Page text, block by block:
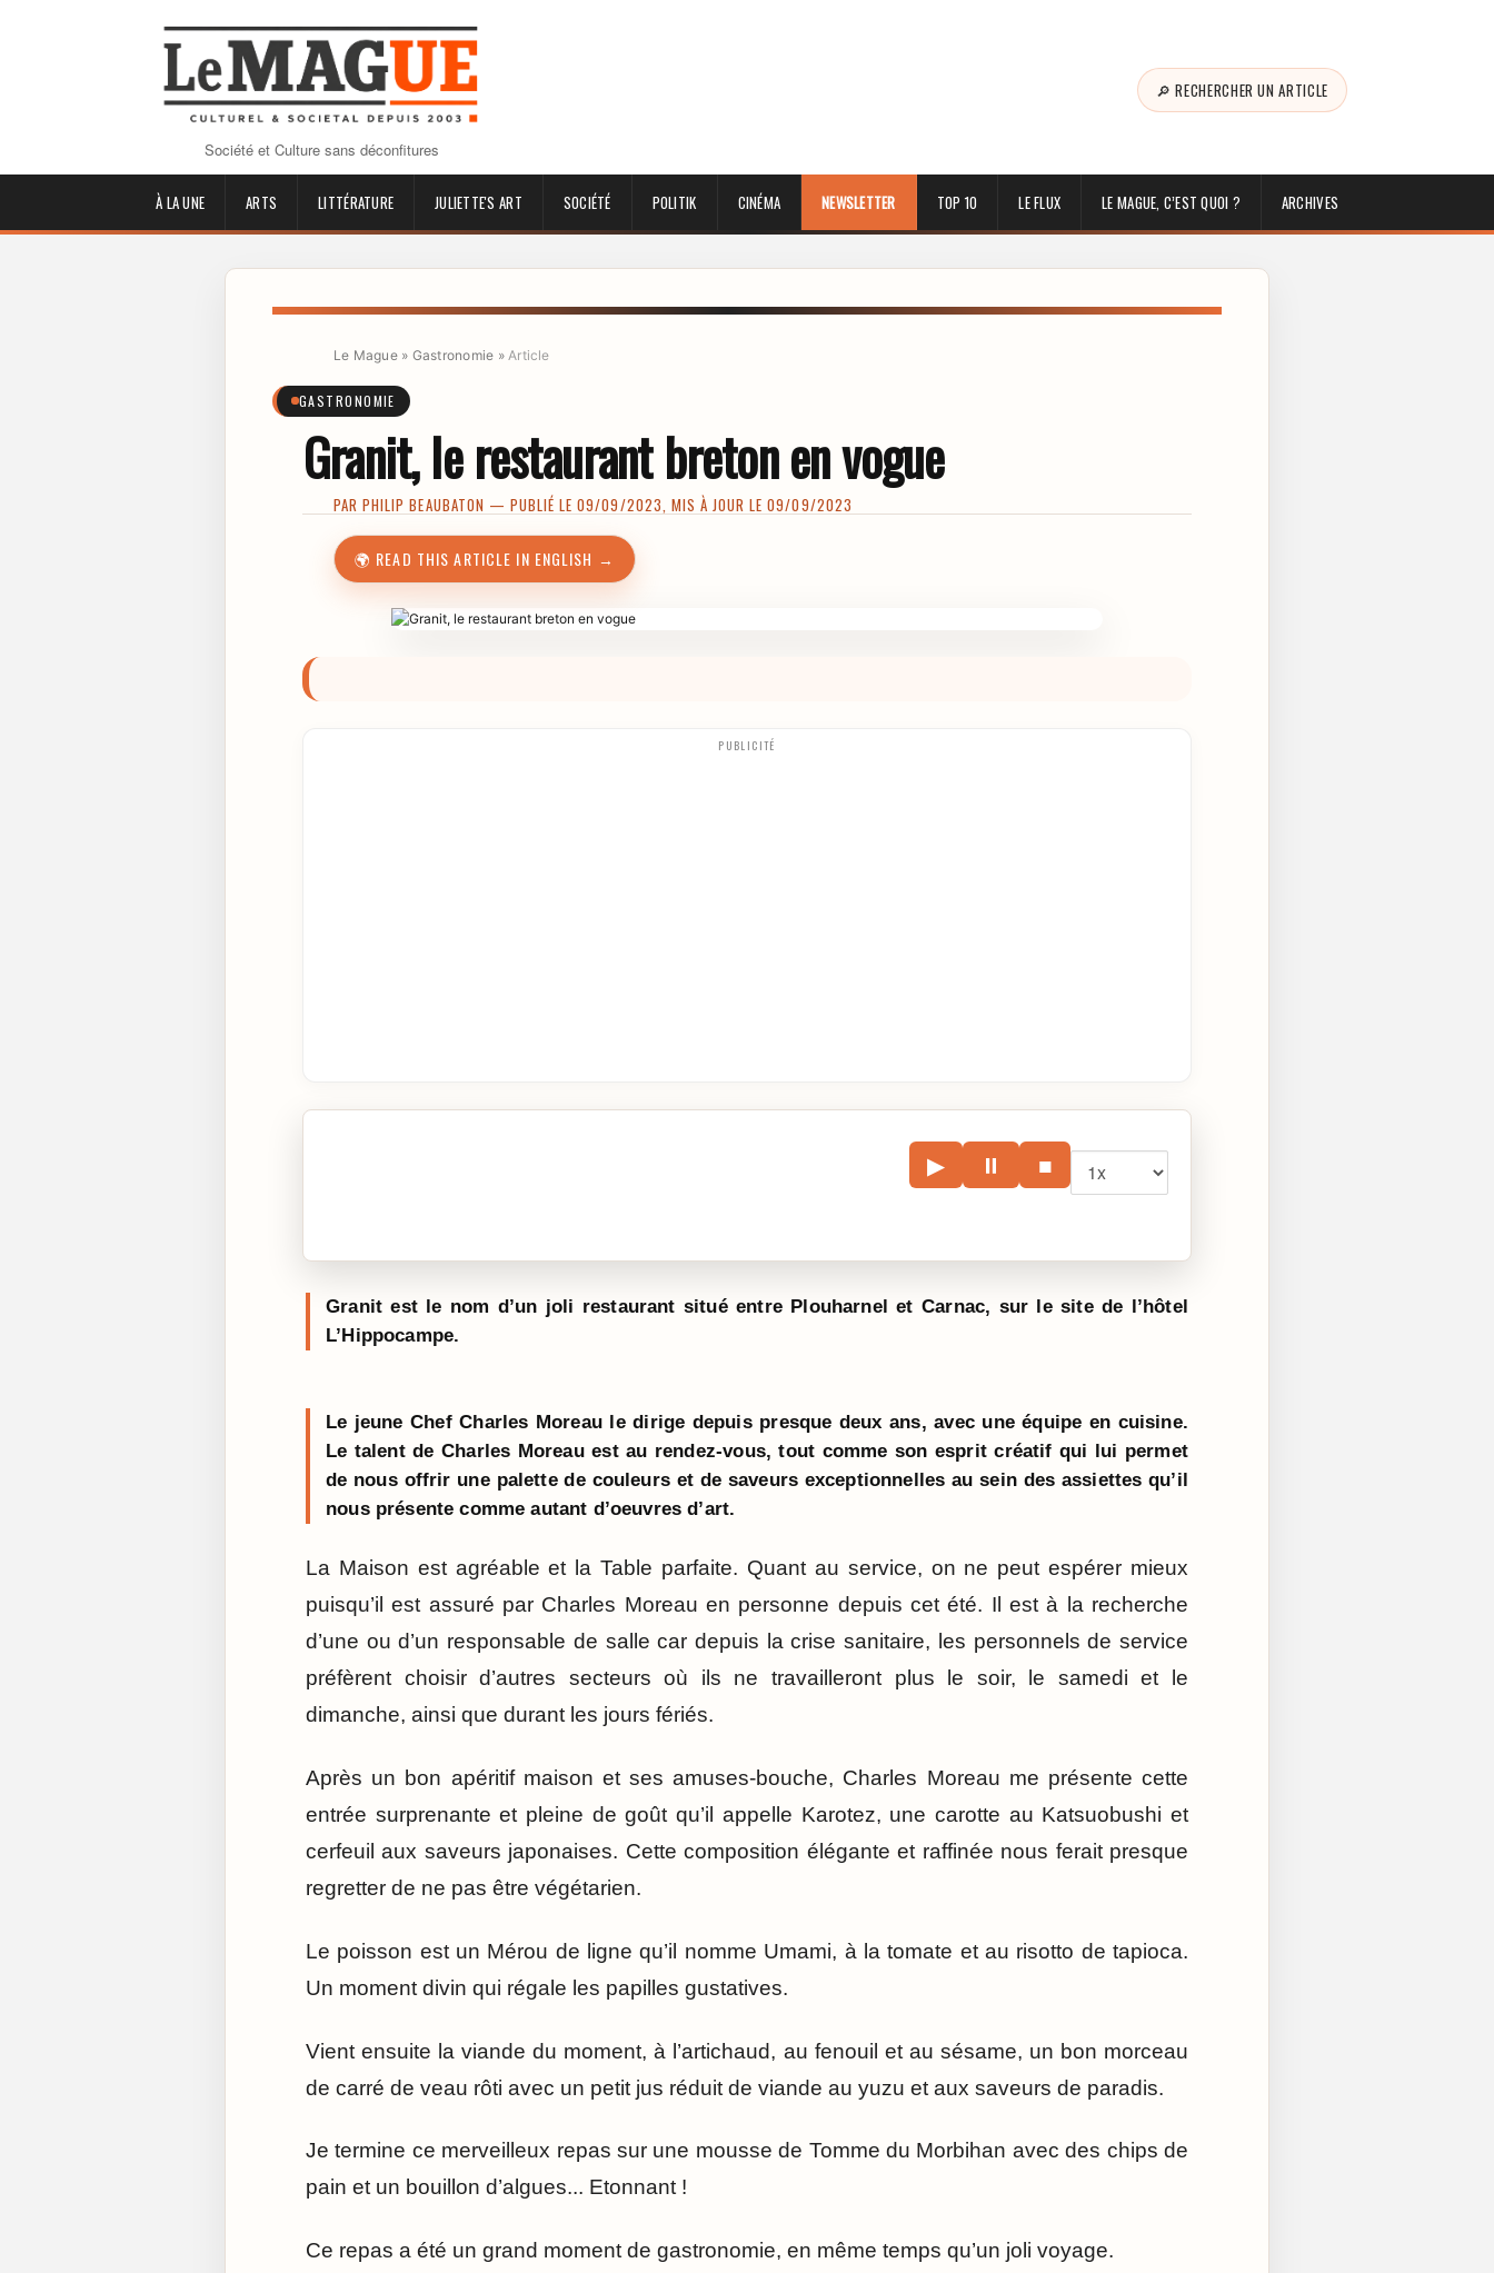
Société et Culture sans déconfitures
🔎 RECHERCHER UN ARTICLE
À LA UNE ARTS LITTÉRATURE JULIETTE'S ART SOCIÉTÉ POLITIK CINÉMA NEWSLETTER TOP 10 LE FLUX LE MAGUE, C’EST QUOI ? ARCHIVES
Le Mague» Gastronomie » Article
GASTRONOMIE
Granit, le restaurant breton en vogue
PARPHILIP BEAUBATON — PUBLIÉ LE 09/09/2023, MIS À JOUR LE 09/09/2023
🌍 READ THIS ARTICLE IN ENGLISH →
PUBLICITÉ
▶ ⏸ ■
Granit est le nom d’un joli restaurant situé entre Plouharnel et Carnac, sur le site de l’hôtel
L’Hippocampe.
Le jeune Chef Charles Moreau le dirige depuis presque deux ans, avec une équipe en cuisine.
Le talent de Charles Moreau est au rendez-vous, tout comme son esprit créatif qui lui permet
de nous offrir une palette de couleurs et de saveurs exceptionnelles au sein des assiettes qu’il
nous présente comme autant d’oeuvres d’art.
La Maison est agréable et la Table parfaite. Quant au service, on ne peut espérer mieux
puisqu’il est assuré par Charles Moreau en personne depuis cet été. Il est à la recherche
d’une ou d’un responsable de salle car depuis la crise sanitaire, les personnels de service
préfèrent choisir d’autres secteurs où ils ne travailleront plus le soir, le samedi et le
dimanche, ainsi que durant les jours fériés.
Après un bon apéritif maison et ses amuses-bouche, Charles Moreau me présente cette
entrée surprenante et pleine de goût qu’il appelle Karotez, une carotte au Katsuobushi et
cerfeuil aux saveurs japonaises. Cette composition élégante et raffinée nous ferait presque
regretter de ne pas être végétarien.
Le poisson est un Mérou de ligne qu’il nomme Umami, à la tomate et au risotto de tapioca.
Un moment divin qui régale les papilles gustatives.
Vient ensuite la viande du moment, à l’artichaud, au fenouil et au sésame, un bon morceau
de carré de veau rôti avec un petit jus réduit de viande au yuzu et aux saveurs de paradis.
Je termine ce merveilleux repas sur une mousse de Tomme du Morbihan avec des chips de
pain et un bouillon d’algues... Etonnant !
Ce repas a été un grand moment de gastronomie, en même temps qu’un joli voyage.